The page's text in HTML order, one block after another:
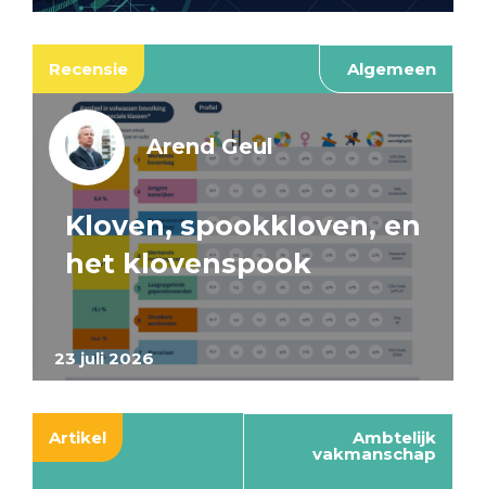
Recensie Algemeen
23 juli 2026
Arend Geul
Kloven, spookkloven, en
het klovenspook
Artikel Ambtelijk
vakmanschap